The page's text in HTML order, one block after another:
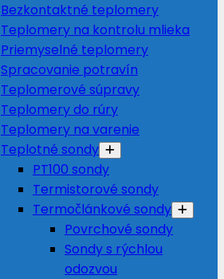
Bezkontaktné teplomery
Teplomery na kontrolu mlieka
Priemyselné teplomery
Spracovanie potravín
Teplomerové súpravy
Teplomery do rúry
Teplomery na varenie
Teplotné sondy
PT100 sondy
Termistorové sondy
Termočlánkové sondy
Povrchové sondy
Sondy s rýchlou
odozvou